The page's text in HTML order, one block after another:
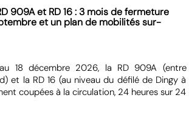
909A et RD 16 : 3 mois de fermeture
et un plan de mobilités sur-
18 décembre 2026, la RD 909A (entre
et la RD 16 (au niveau du défilé de Dingy à
coupées à la circulation, 24 heures sur 24